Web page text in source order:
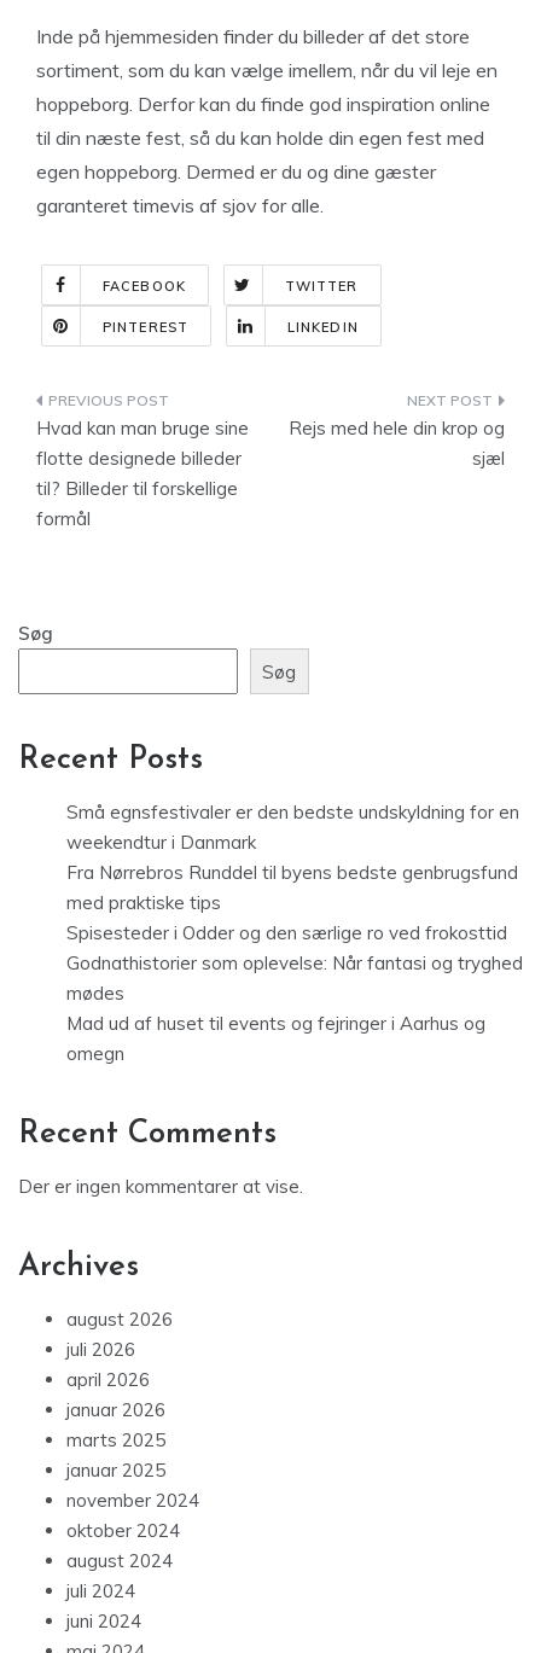
Inde på hjemmesiden finder du billeder af det store
sortiment, som du kan vælge imellem, når du vil leje en
hoppeborg. Derfor kan du finde god inspiration online
til din næste fest, så du kan holde din egen fest med
egen hoppeborg. Dermed er du og dine gæster
garanteret timevis af sjov for alle.
FACEBOOK TWITTER
PINTEREST LINKEDIN
Indlægsnavigation
Hvad kan man bruge sine
flotte designede billeder
til? Billeder til forskellige
formål
Rejs med hele din krop og
sjæl
Søg
Søg
Recent Posts
Små egnsfestivaler er den bedste undskyldning for en
weekendtur i Danmark
Fra Nørrebros Runddel til byens bedste genbrugsfund
med praktiske tips
Spisesteder i Odder og den særlige ro ved frokosttid
Godnathistorier som oplevelse: Når fantasi og tryghed
mødes
Mad ud af huset til events og fejringer i Aarhus og
omegn
Recent Comments
Der er ingen kommentarer at vise.
Archives
august 2026
juli 2026
april 2026
januar 2026
marts 2025
januar 2025
november 2024
oktober 2024
august 2024
juli 2024
juni 2024